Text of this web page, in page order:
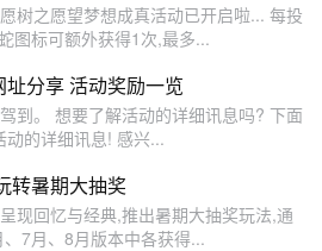
树之愿望梦想成真活动已开启啦... 每投
图标可额外获得1次,最多...
分享 活动奖励一览
到。 想要了解活动的详细讯息吗? 下面
的详细讯息! 感兴...
转暑期大抽奖
现回忆与经典,推出暑期大抽奖玩法,通
7月、8月版本中各获得...